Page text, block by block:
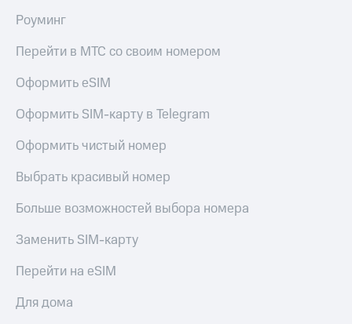
часы
трекеры
Умный
Планшеты
и
скидки
Все
Роуминг
Перейти в МТС со своим номером
Оформить eSIM
Оформить SIM-карту в Telegram
Оформить чистый номер
Выбрать красивый номер
Больше возможностей выбора номера
Заменить SIM-карту
Перейти на eSIM
Для дома